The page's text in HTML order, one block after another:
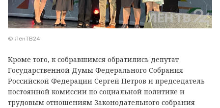
© ЛенТВ24
Кроме того, к собравшимся обратились депутат
Государственной Думы Федерального Собрания
Российской Федерации Сергей Петров и председатель
постоянной комиссии по социальной политике и
трудовым отношениям Законодательного собрания